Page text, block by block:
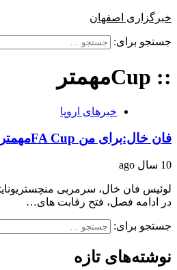
خبرگزاری اصفهان
جستجو برای:
:: Cupمهمتر
خبرهای اروپا
فان خال:برای من FA Cupمهمتر از لیگ اروپاست ::
10 سال ago
لوئیس فان خال، سرمربی
در ادامه فصل، فتح رقابت های…
جستجو برای:
نوشته‌های تازه